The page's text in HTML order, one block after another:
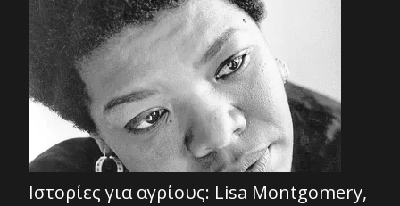
Ιστορίες για αγρίους: Lisa Montgomery,